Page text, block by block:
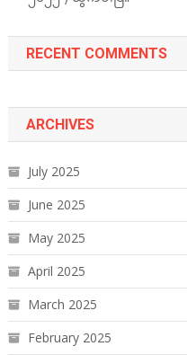
RECENT COMMENTS
ARCHIVES
July 2025
June 2025
May 2025
April 2025
March 2025
February 2025